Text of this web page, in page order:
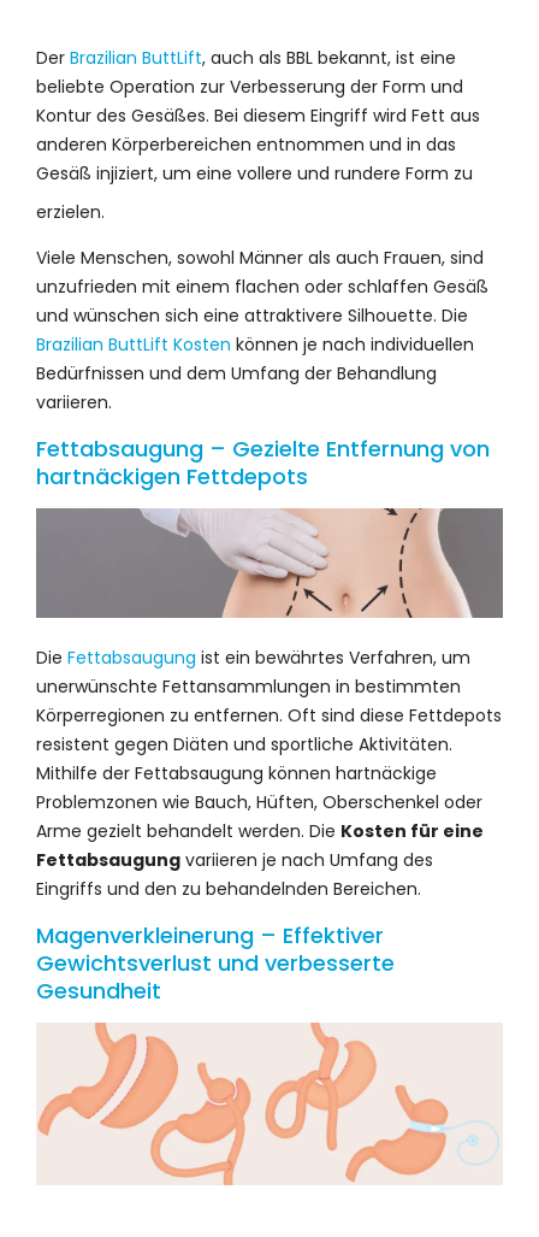
Der Brazilian ButtLift, auch als BBL bekannt, ist eine
beliebte Operation zur Verbesserung der Form und
Kontur des Gesäßes. Bei diesem Eingriff wird Fett aus
anderen Körperbereichen entnommen und in das
Gesäß injiziert, um eine vollere und rundere Form zu
erzielen.
Viele Menschen, sowohl Männer als auch Frauen, sind
unzufrieden mit einem flachen oder schlaffen Gesäß
und wünschen sich eine attraktivere Silhouette. Die
Brazilian ButtLift Kosten können je nach individuellen
Bedürfnissen und dem Umfang der Behandlung
variieren.
Fettabsaugung – Gezielte Entfernung von
hartnäckigen Fettdepots
Die Fettabsaugung ist ein bewährtes Verfahren, um
unerwünschte Fettansammlungen in bestimmten
Körperregionen zu entfernen. Oft sind diese Fettdepots
resistent gegen Diäten und sportliche Aktivitäten.
Mithilfe der Fettabsaugung können hartnäckige
Problemzonen wie Bauch, Hüften, Oberschenkel oder
Arme gezielt behandelt werden. Die Kosten für eine
Fettabsaugung variieren je nach Umfang des
Eingriffs und den zu behandelnden Bereichen.
Magenverkleinerung – Effektiver
Gewichtsverlust und verbesserte
Gesundheit